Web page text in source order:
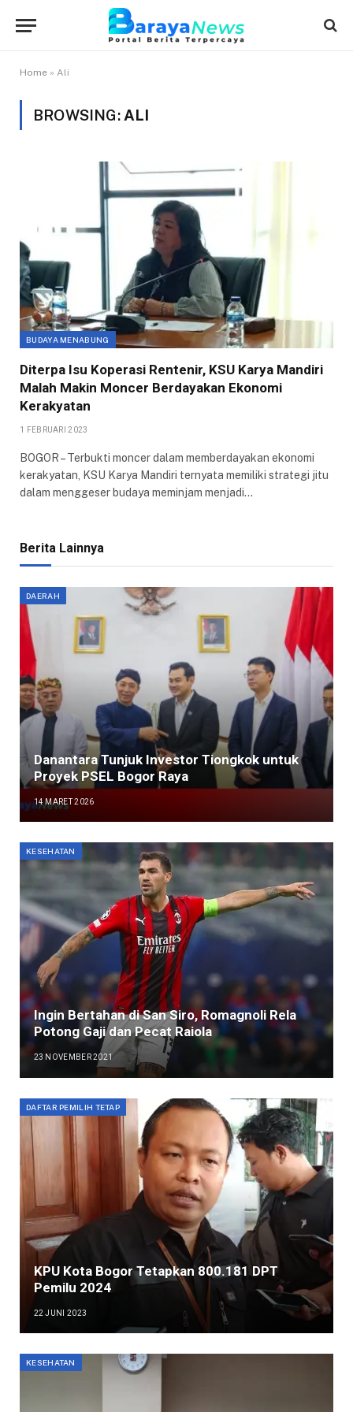
Home » Ali
BROWSING: ALI
BUDAYA MENABUNG
Diterpa Isu Koperasi Rentenir, KSU Karya Mandiri
Malah Makin Moncer Berdayakan Ekonomi
Kerakyatan
1 FEBRUARI 2023
BOGOR – Terbukti moncer dalam memberdayakan ekonomi
kerakyatan, KSU Karya Mandiri ternyata memiliki strategi jitu
dalam menggeser budaya meminjam menjadi…
Berita Lainnya
DAERAH
Danantara Tunjuk Investor Tiongkok untuk
Proyek PSEL Bogor Raya
14 MARET 2026
KESEHATAN
Ingin Bertahan di San Siro, Romagnoli Rela
Potong Gaji dan Pecat Raiola
23 NOVEMBER 2021
DAFTAR PEMILIH TETAP
KPU Kota Bogor Tetapkan 800.181 DPT
Pemilu 2024
22 JUNI 2023
KESEHATAN